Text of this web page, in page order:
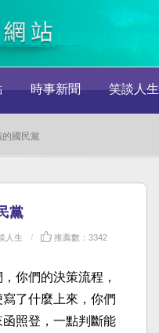
時事新聞 笑談人生
國民黨
黨
人生 推薦數：3342
你們的決策流程，
了什麼上來，你們
照登，一點判斷能